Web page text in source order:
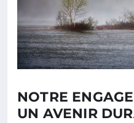
NOTRE
UN AVENIR